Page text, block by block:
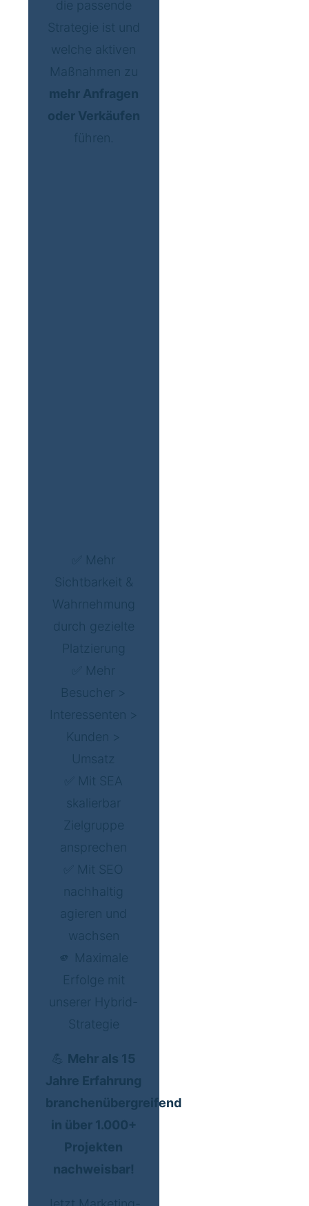
die passende
Strategie ist und
welche aktiven
Maßnahmen zu
mehr Anfragen
oder Verkäufen
führen.
✅ Mehr
Sichtbarkeit &
Wahrnehmung
durch gezielte
Platzierung
✅ Mehr
Besucher >
Interessenten >
Kunden >
Umsatz
✅ Mit SEA
skalierbar
Zielgruppe
ansprechen
✅ Mit SEO
nachhaltig
agieren und
wachsen
🫵 Maximale
Erfolge mit
unserer Hybrid-
Strategie
💪
Mehr als 15
Jahre Erfahrung
branchenübergreifend
in über 1.000+
Projekten
nachweisbar!